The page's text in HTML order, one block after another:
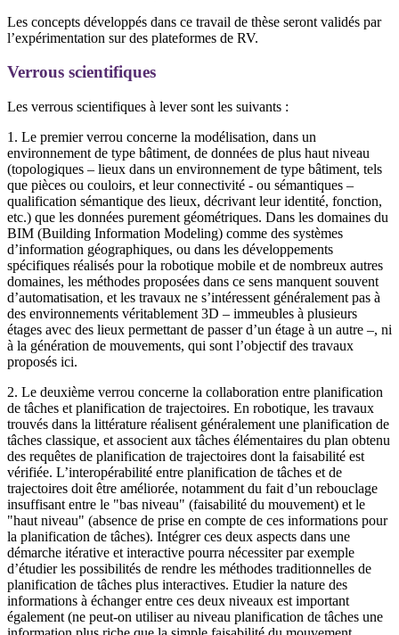
Les concepts développés dans ce travail de thèse seront validés par
l’expérimentation sur des plateformes de RV.
Verrous scientifiques
Les verrous scientifiques à lever sont les suivants :
1. Le premier verrou concerne la modélisation, dans un
environnement de type bâtiment, de données de plus haut niveau
(topologiques – lieux dans un environnement de type bâtiment, tels
que pièces ou couloirs, et leur connectivité - ou sémantiques –
qualification sémantique des lieux, décrivant leur identité, fonction,
etc.) que les données purement géométriques. Dans les domaines du
BIM (Building Information Modeling) comme des systèmes
d’information géographiques, ou dans les développements
spécifiques réalisés pour la robotique mobile et de nombreux autres
domaines, les méthodes proposées dans ce sens manquent souvent
d’automatisation, et les travaux ne s’intéressent généralement pas à
des environnements véritablement 3D – immeubles à plusieurs
étages avec des lieux permettant de passer d’un étage à un autre –, ni
à la génération de mouvements, qui sont l’objectif des travaux
proposés ici.
2. Le deuxième verrou concerne la collaboration entre planification
de tâches et planification de trajectoires. En robotique, les travaux
trouvés dans la littérature réalisent généralement une planification de
tâches classique, et associent aux tâches élémentaires du plan obtenu
des requêtes de planification de trajectoires dont la faisabilité est
vérifiée. L’interopérabilité entre planification de tâches et de
trajectoires doit être améliorée, notamment du fait d’un rebouclage
insuffisant entre le "bas niveau" (faisabilité du mouvement) et le
"haut niveau" (absence de prise en compte de ces informations pour
la planification de tâches). Intégrer ces deux aspects dans une
démarche itérative et interactive pourra nécessiter par exemple
d’étudier les possibilités de rendre les méthodes traditionnelles de
planification de tâches plus interactives. Etudier la nature des
informations à échanger entre ces deux niveaux est important
également (ne peut-on utiliser au niveau planification de tâches une